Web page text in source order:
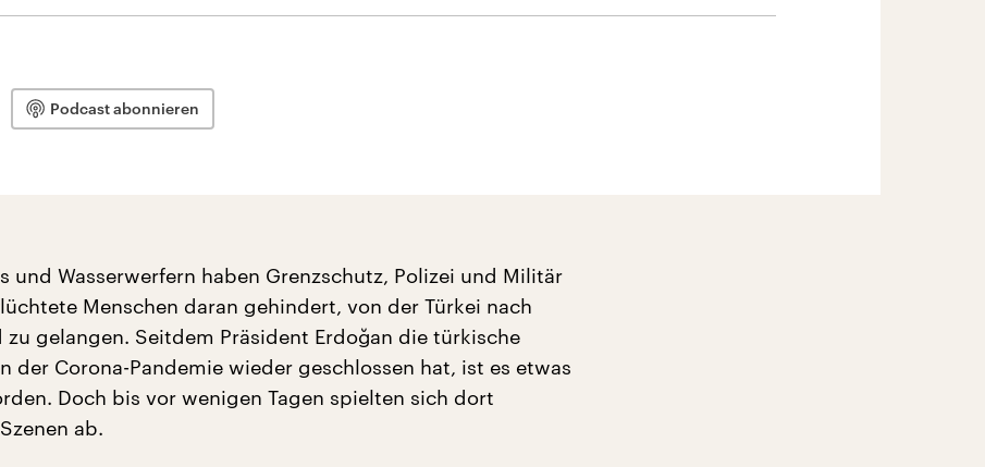
Podcast abonnieren
und Wasserwerfern haben Grenzschutz, Polizei und Militär
Menschen daran gehindert, von der Türkei nach
zu gelangen. Seitdem Präsident Erdoğan die türkische
der Corona-Pandemie wieder geschlossen hat, ist es etwas
Doch bis vor wenigen Tagen spielten sich dort
ab.